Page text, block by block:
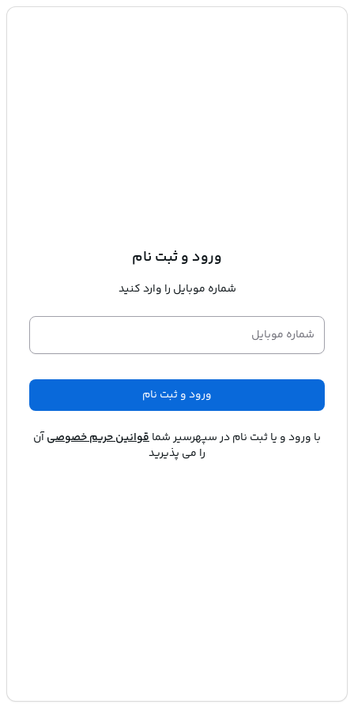
ورود و ثبت نام
شماره موبایل را وارد کنید
شماره موبایل
ورود و ثبت نام
با ورود و یا ثبت نام درسپهرسیرشماقوانین حریم خصوصیآن
را می پذیرید